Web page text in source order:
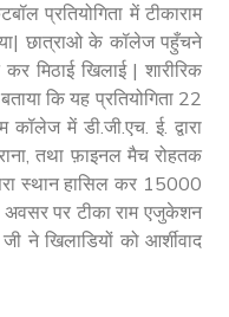
प्रतियोगिता में टीकाराम
छात्राओ के कॉलेज पहुँचने
कर मिठाई खिलाई | शारीरिक
कि यह प्रतियोगिता 22
में डी.जी.एच. ई. द्वारा
तथा फ़ाइनल मैच रोहतक
स्थान हासिल कर 15000
पर टीका राम एजुकेशन
ने खिलाडियों को आर्शीवाद